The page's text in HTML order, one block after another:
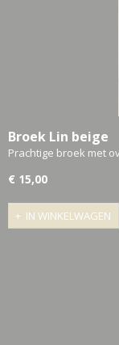
Broek Lin beige
Prachtige broek met
€ 15,00
IN WINKELWAGEN